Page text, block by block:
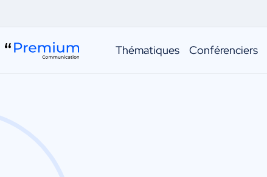
Thématiques Conférenciers